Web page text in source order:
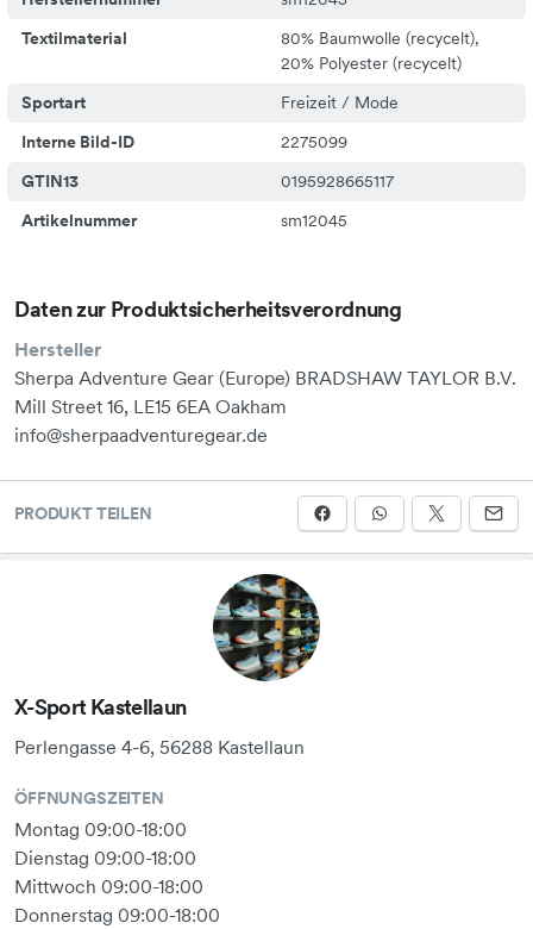
Textilmaterial
80% Baumwolle (recycelt),
20% Polyester (recycelt)
Sportart
Freizeit / Mode
Interne Bild-ID
2275099
GTIN13
0195928665117
Artikelnummer
sm12045
Daten zur Produktsicherheitsverordnung
Hersteller
Sherpa Adventure Gear (Europe) BRADSHAW TAYLOR B.V.
Mill Street 16, LE15 6EA Oakham
info@sherpaadventuregear.de
PRODUKT TEILEN
X-Sport Kastellaun
Perlengasse 4-6, 56288 Kastellaun
ÖFFNUNGSZEITEN
Montag 09:00-18:00
Dienstag 09:00-18:00
Mittwoch 09:00-18:00
Donnerstag 09:00-18:00